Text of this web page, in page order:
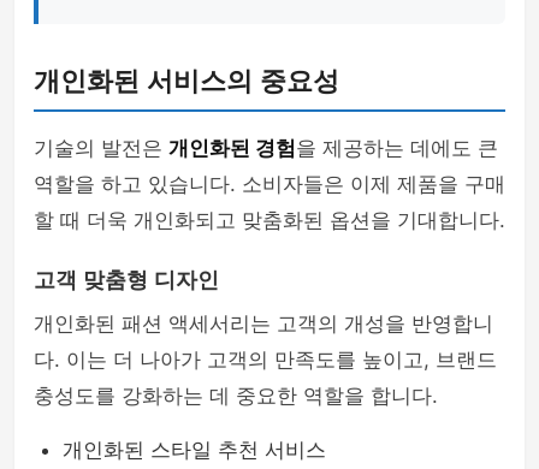
개인화된 서비스의 중요성
기술의 발전은 개인화된 경험을 제공하는 데에도 큰
역할을 하고 있습니다. 소비자들은 이제 제품을 구매
할 때 더욱 개인화되고 맞춤화된 옵션을 기대합니다.
고객 맞춤형 디자인
개인화된 패션 액세서리는 고객의 개성을 반영합니
다. 이는 더 나아가 고객의 만족도를 높이고, 브랜드
충성도를 강화하는 데 중요한 역할을 합니다.
개인화된 스타일 추천 서비스